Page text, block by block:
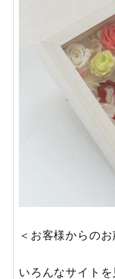
＜お客様からのお
いろんなサイト